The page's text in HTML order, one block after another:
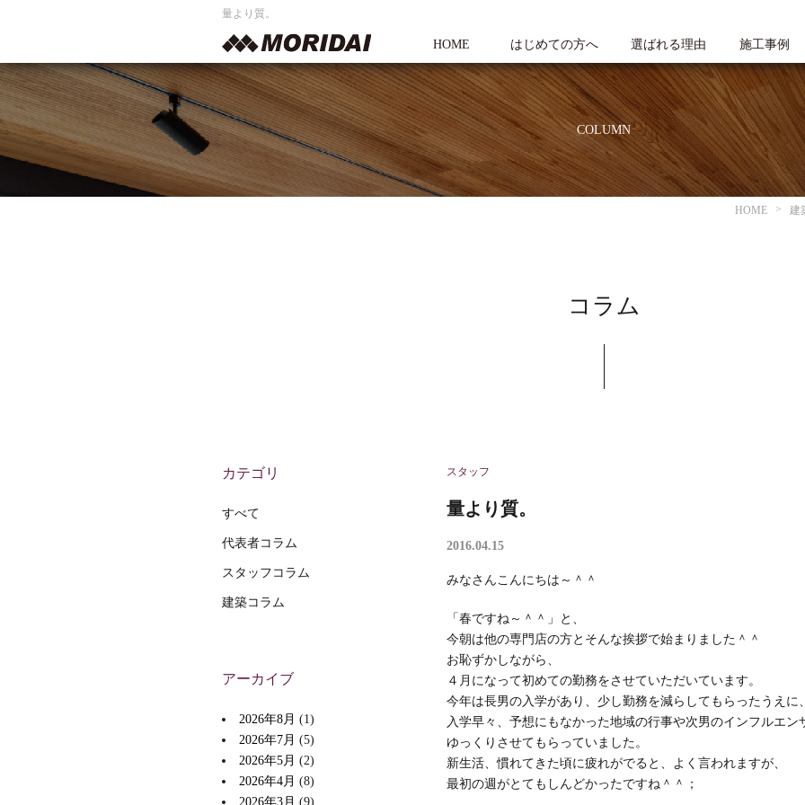
量より質。
HOME はじめての方へ 選ばれる理由 施工事例
COLUMN
HOME 建
コラム
スタッフ
量より質。
2016.04.15
みなさんこんにちは～＾＾
「春ですね～＾＾」と、
今朝は他の専門店の方とそんな挨拶で始まりました＾＾
お恥ずかしながら、
４月になって初めての勤務をさせていただいています。
今年は長男の入学があり、少し勤務を減らしてもらったうえに、
入学早々、予想にもなかった地域の行事や次男のインフルエン
ゆっくりさせてもらっていました。
新生活、慣れてきた頃に疲れがでると、よく言われますが、
最初の週がとてもしんどかったですね＾＾；
カテゴリ
すべて
代表者コラム
スタッフコラム
建築コラム
アーカイブ
2026年8月 (1)
2026年7月 (5)
2026年5月 (2)
2026年4月 (8)
2026年3月 (9)